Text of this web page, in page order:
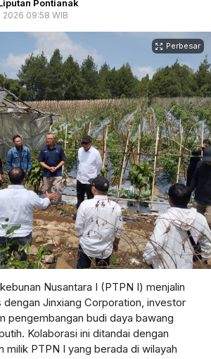
Pontianak
2026 09:58 WIB
Perbesar
Nusantara I (PTPN I) menjalin
Jinxiang Corporation, investor
pengembangan budi daya bawang
Kolaborasi ini ditandai dengan
milik PTPN I yang berada di wilayah